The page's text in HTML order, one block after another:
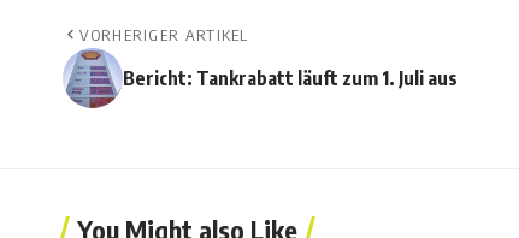
VORHERIGER ARTIKEL
Bericht: Tankrabatt läuft zum 1. Juli aus
You Might also Like